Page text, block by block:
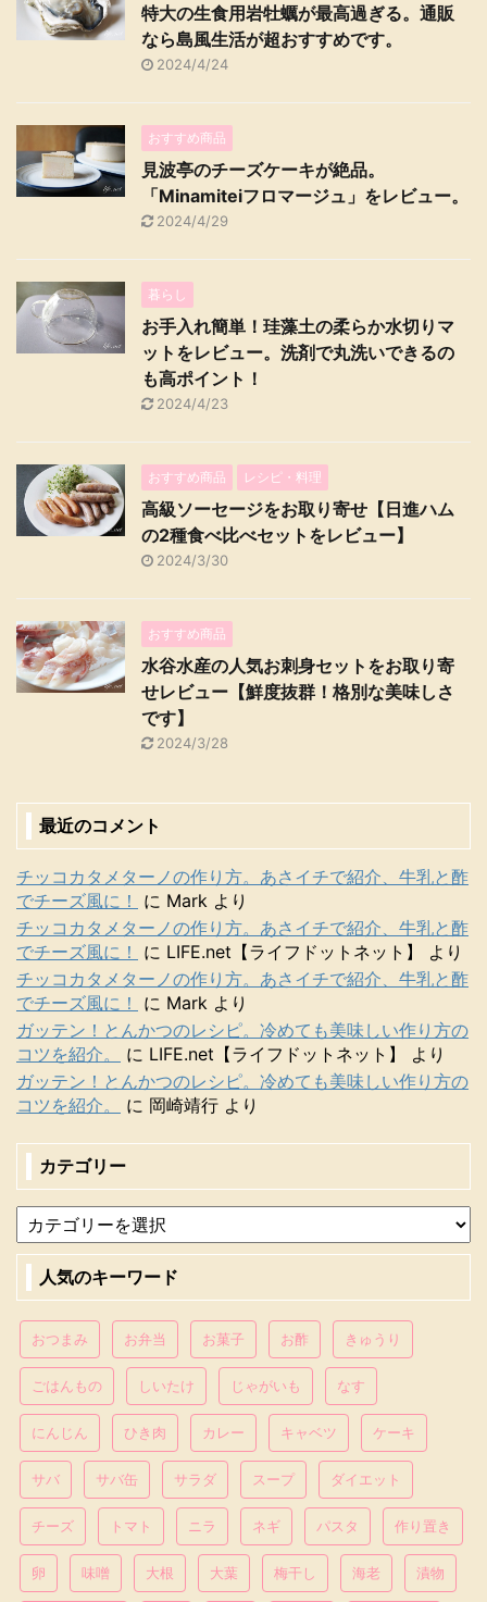
特大の生食用岩牡蠣が最高過ぎる。通販
なら島風生活が超おすすめです。
2024/4/24
おすすめ商品
見波亭のチーズケーキが絶品。
「Minamiteiフロマージュ」をレビュー。
2024/4/29
暮らし
お手入れ簡単！珪藻土の柔らか水切りマ
ットをレビュー。洗剤で丸洗いできるの
も高ポイント！
2024/4/23
おすすめ商品 レシピ・料理
高級ソーセージをお取り寄せ【日進ハム
の2種食べ比べセットをレビュー】
2024/3/30
おすすめ商品
水谷水産の人気お刺身セットをお取り寄
せレビュー【鮮度抜群！格別な美味しさ
です】
2024/3/28
最近のコメント
チッコカタメターノの作り方。あさイチで紹介、牛乳と酢
でチーズ風に！
に Mark より
チッコカタメターノの作り方。あさイチで紹介、牛乳と酢
でチーズ風に！
に LIFE.net【ライフドットネット】
より
チッコカタメターノの作り方。あさイチで紹介、牛乳と酢
でチーズ風に！
に Mark より
ガッテン！とんかつのレシピ。冷めても美味しい作り方の
コツを紹介。
に LIFE.net【ライフドットネット】
より
ガッテン！とんかつのレシピ。冷めても美味しい作り方の
コツを紹介。
に 岡崎靖行 より
カテゴリー
人気のキーワード
おつまみ お弁当 お菓子 お酢 きゅうり
ごはんもの しいたけ じゃがいも なす
にんじん ひき肉 カレー キャベツ ケーキ
サバ サバ缶 サラダ スープ ダイエット
チーズ トマト ニラ ネギ パスタ 作り置き
卵 味噌 大根 大葉 梅干し 海老 漬物